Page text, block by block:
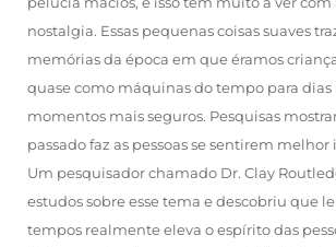
nostalgia. Essas pequenas coisas suaves
memórias da época em que éramos
quase como máquinas do tempo para dias
momentos mais seguros. Pesquisas
passado faz as pessoas se sentirem
Um pesquisador chamado Dr. Clay
estudos sobre esse tema e descobriu que
tempos realmente eleva o espírito das